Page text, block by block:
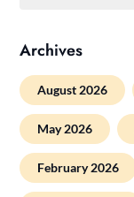
Archives
August 2026
May 2026
February 2026